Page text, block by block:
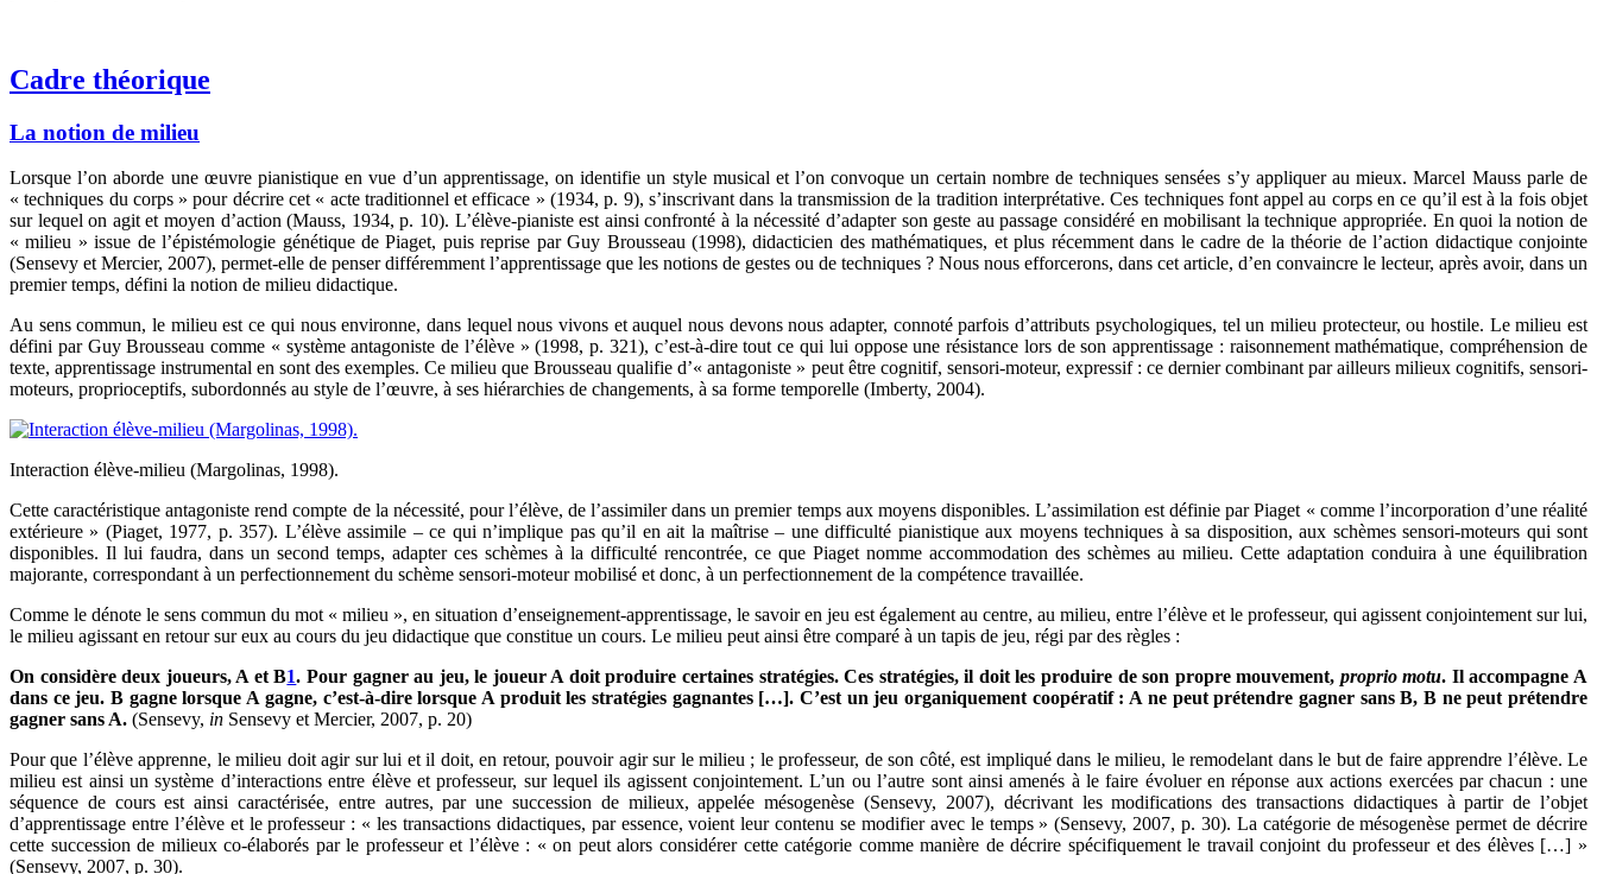
Cadre théorique
La notion de milieu
Lorsque l’on aborde une œuvre pianistique en vue d’un apprentissage, on identifie un style musical et l’on convoque un certain nombre de techniques sensées s’y appliquer au mieux. Marcel Mauss parle de
« techniques du corps » pour décrire cet « acte traditionnel et efficace » (1934, p. 9), s’inscrivant dans la transmission de la tradition interprétative. Ces techniques font appel au corps en ce qu’il est à la fois objet
sur lequel on agit et moyen d’action (Mauss, 1934, p. 10). L’élève-pianiste est ainsi confronté à la nécessité d’adapter son geste au passage considéré en mobilisant la technique appropriée. En quoi la notion de
« milieu » issue de l’épistémologie génétique de Piaget, puis reprise par Guy Brousseau (1998), didacticien des mathématiques, et plus récemment dans le cadre de la théorie de l’action didactique conjointe
(Sensevy et Mercier, 2007), permet-elle de penser différemment l’apprentissage que les notions de gestes ou de techniques ? Nous nous efforcerons, dans cet article, d’en convaincre le lecteur, après avoir, dans un
premier temps, défini la notion de milieu didactique.
Au sens commun, le milieu est ce qui nous environne, dans lequel nous vivons et auquel nous devons nous adapter, connoté parfois d’attributs psychologiques, tel un milieu protecteur, ou hostile. Le milieu est
défini par Guy Brousseau comme « système antagoniste de l’élève » (1998, p. 321), c’est-à-dire tout ce qui lui oppose une résistance lors de son apprentissage : raisonnement mathématique, compréhension de
texte, apprentissage instrumental en sont des exemples. Ce milieu que Brousseau qualifie d’« antagoniste » peut être cognitif, sensori-moteur, expressif : ce dernier combinant par ailleurs milieux cognitifs, sensori-
moteurs, proprioceptifs, subordonnés au style de l’œuvre, à ses hiérarchies de changements, à sa forme temporelle (Imberty, 2004).
Interaction élève-milieu (Margolinas, 1998).
Cette caractéristique antagoniste rend compte de la nécessité, pour l’élève, de l’assimiler dans un premier temps aux moyens disponibles. L’assimilation est définie par Piaget « comme l’incorporation d’une réalité
extérieure » (Piaget, 1977, p. 357). L’élève assimile – ce qui n’implique pas qu’il en ait la maîtrise – une difficulté pianistique aux moyens techniques à sa disposition, aux schèmes sensori-moteurs qui sont
disponibles. Il lui faudra, dans un second temps, adapter ces schèmes à la difficulté rencontrée, ce que Piaget nomme accommodation des schèmes au milieu. Cette adaptation conduira à une équilibration
majorante, correspondant à un perfectionnement du schème sensori-moteur mobilisé et donc, à un perfectionnement de la compétence travaillée.
Comme le dénote le sens commun du mot « milieu », en situation d’enseignement-apprentissage, le savoir en jeu est également au centre, au milieu, entre l’élève et le professeur, qui agissent conjointement sur lui,
le milieu agissant en retour sur eux au cours du jeu didactique que constitue un cours. Le milieu peut ainsi être comparé à un tapis de jeu, régi par des règles :
On considère deux joueurs, A et B1. Pour gagner au jeu, le joueur A doit produire certaines stratégies. Ces stratégies, il doit les produire de son propre mouvement, proprio motu. Il accompagne A
dans ce jeu. B gagne lorsque A gagne, c’est-à-dire lorsque A produit les stratégies gagnantes […]. C’est un jeu organiquement coopératif : A ne peut prétendre gagner sans B, B ne peut prétendre
gagner sans A. (Sensevy, in Sensevy et Mercier, 2007, p. 20)
Pour que l’élève apprenne, le milieu doit agir sur lui et il doit, en retour, pouvoir agir sur le milieu ; le professeur, de son côté, est impliqué dans le milieu, le remodelant dans le but de faire apprendre l’élève. Le
milieu est ainsi un système d’interactions entre élève et professeur, sur lequel ils agissent conjointement. L’un ou l’autre sont ainsi amenés à le faire évoluer en réponse aux actions exercées par chacun : une
séquence de cours est ainsi caractérisée, entre autres, par une succession de milieux, appelée mésogenèse (Sensevy, 2007), décrivant les modifications des transactions didactiques à partir de l’objet
d’apprentissage entre l’élève et le professeur : « les transactions didactiques, par essence, voient leur contenu se modifier avec le temps » (Sensevy, 2007, p. 30). La catégorie de mésogenèse permet de décrire
cette succession de milieux co-élaborés par le professeur et l’élève : « on peut alors considérer cette catégorie comme manière de décrire spécifiquement le travail conjoint du professeur et des élèves […] »
(Sensevy, 2007, p. 30).